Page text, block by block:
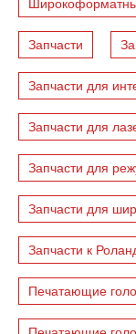
Запчасти
Запчасти для
Запчасти для
Запчасти для
Запчасти для
Запчасти к
Печатающие